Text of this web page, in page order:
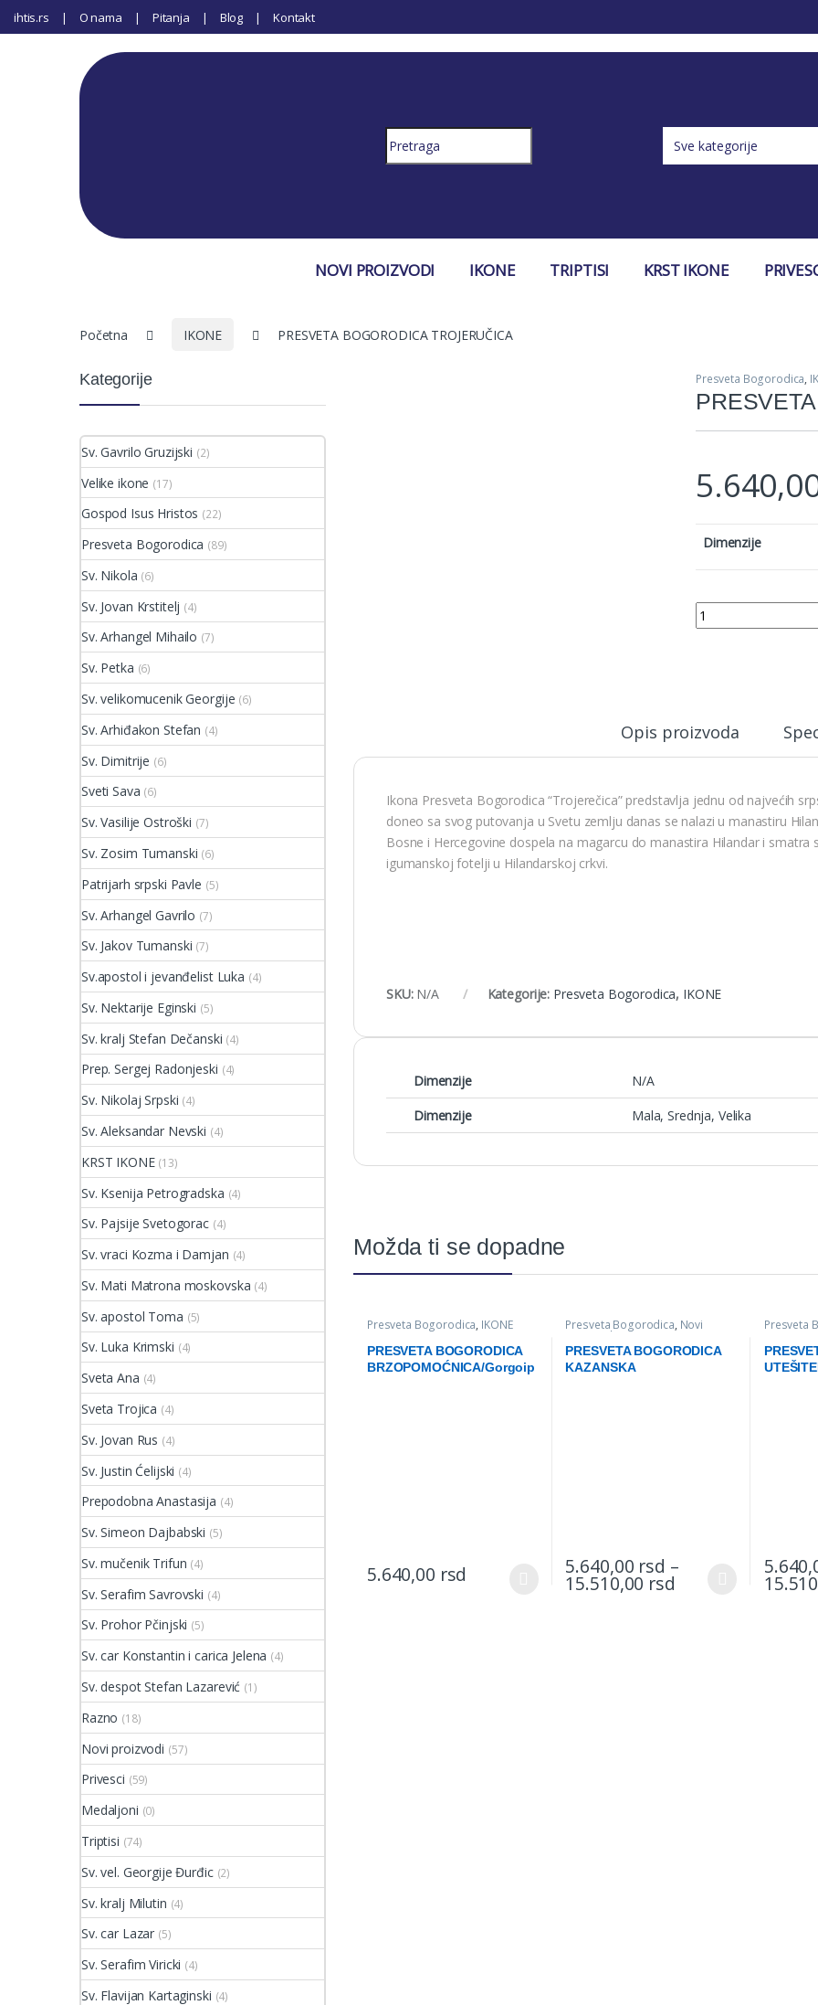
ihtis.rs O nama Pitanja Blog Kontakt
Search for:
NOVI PROIZVODI IKONE TRIPTISI KRST IKONE
Početna IKONE PRESVETA BOGORODICA TROJERUČICA
Presveta Bogorodica,
Dimenzije
PRESVETA
Opis proizvoda
Ikona Presveta Bogorodica “Trojerečica” predstavlja jednu od najvećih
doneo sa svog putovanja u Svetu zemlju danas se nalazi u manastiru
Bosne i Hercegovine dospela na magarcu do manastira Hilandar i
igumanskoj fotelji u Hilandarskoj crkvi.
SKU: N/A Kategorije: Presveta Bogorodica, IKONE
Dimenzije
N/A
Dimenzije
Mala, Srednja, Velika
Možda ti se dopadne
Presveta Bogorodica, IKONE
PRESVETA BOGORODICA
BRZOPOMOĆNICA/Gorgoip
5.640,00 rsd
This product has multiple variants. The options may be chosen on the
Presveta Bogorodica, Novi
proizvodi IKONE
PRESVETA BOGORODICA
KAZANSKA
5.640,00 rsd –
15.510,00 rsd Price range:
This product has multiple variants. The
Presveta
This
Kategorije
Sv. Gavrilo Gruzijski (2)
Velike ikone (17)
Gospod Isus Hristos (22)
Presveta Bogorodica (89)
Sv. Nikola (6)
Sv. Jovan Krstitelj (4)
Sv. Arhangel Mihailo (7)
Sv. Petka (6)
Sv. velikomucenik Georgije (6)
Sv. Arhiđakon Stefan (4)
Sv. Dimitrije (6)
Sveti Sava (6)
Sv. Vasilije Ostroški (7)
Sv. Zosim Tumanski (6)
Patrijarh srpski Pavle (5)
Sv. Arhangel Gavrilo (7)
Sv. Jakov Tumanski (7)
Sv.apostol i jevanđelist Luka (4)
Sv. Nektarije Eginski (5)
Sv. kralj Stefan Dečanski (4)
Prep. Sergej Radonjeski (4)
Sv. Nikolaj Srpski (4)
Sv. Aleksandar Nevski (4)
KRST IKONE (13)
Sv. Ksenija Petrogradska (4)
Sv. Pajsije Svetogorac (4)
Sv. vraci Kozma i Damjan (4)
Sv. Mati Matrona moskovska (4)
Sv. apostol Toma (5)
Sv. Luka Krimski (4)
Sveta Ana (4)
Sveta Trojica (4)
Sv. Jovan Rus (4)
Sv. Justin Ćelijski (4)
Prepodobna Anastasija (4)
Sv. Simeon Dajbabski (5)
Sv. mučenik Trifun (4)
Sv. Serafim Savrovski (4)
Sv. Prohor Pčinjski (5)
Sv. car Konstantin i carica Jelena (4)
Sv. despot Stefan Lazarević (1)
Razno (18)
Novi proizvodi (57)
Privesci (59)
Medaljoni (0)
Triptisi (74)
Sv. vel. Georgije Đurđic (2)
Sv. kralj Milutin (4)
Sv. car Lazar (5)
Sv. Serafim Viricki (4)
Sv. Flavijan Kartaginski (4)